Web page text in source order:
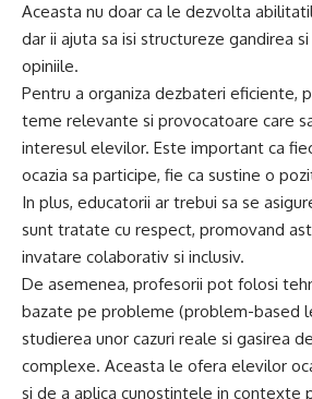
Aceasta nu doar ca le dezvolta
dar ii ajuta sa isi structureze gandirea si
opiniile.
Pentru a organiza dezbateri eficiente,
teme relevante si provocatoare care
interesul elevilor. Este important ca
ocazia sa participe, fie ca sustine o
In plus, educatorii ar trebui sa se
sunt tratate cu respect, promovand
invatare colaborativ si inclusiv.
De asemenea, profesorii pot folosi
bazate pe probleme (problem-based
studierea unor cazuri reale si gasirea
complexe. Aceasta le ofera elevilor
si de a aplica cunostintele in contexte